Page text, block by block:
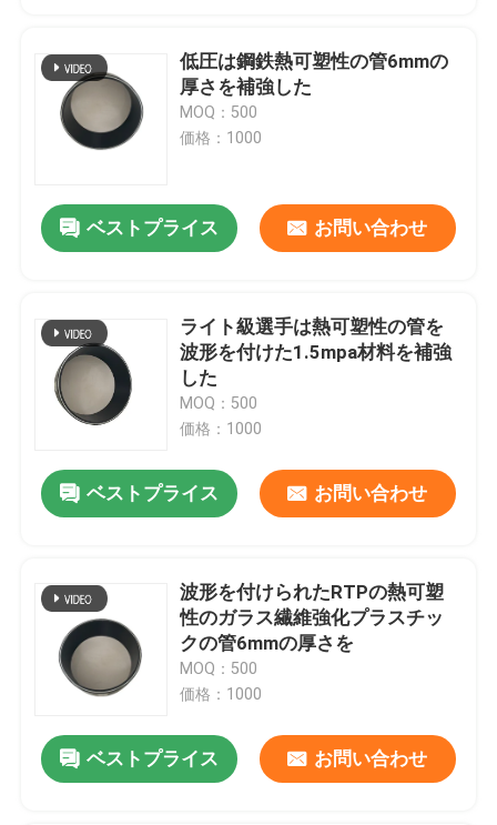
お問い合わせ
見積依頼
補強された熱可塑性の管
熱可塑性の合成の管
フレキシブル複合パイプ
多層合成の管
複合ガス管
低圧は鋼鉄熱可塑性の管6mmの
厚さを補強した
MOQ：500
価格：1000
ベストプライス お問い合わせ
ライト級選手は熱可塑性の管を
波形を付けた1.5mpa材料を補強
した
MOQ：500
価格：1000
ベストプライス お問い合わせ
波形を付けられたRTPの熱可塑
性のガラス繊維強化プラスチッ
クの管6mmの厚さを
MOQ：500
価格：1000
ベストプライス お問い合わせ